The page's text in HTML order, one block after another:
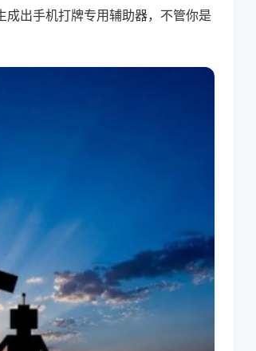
出手机打牌专用辅助器，不管你是